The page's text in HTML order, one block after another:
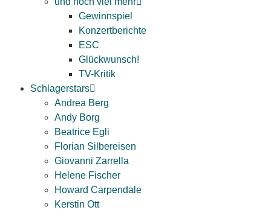
Gewinnspiel
Konzertberichte
ESC
Glückwunsch!
TV-Kritik
Schlagerstars
Andrea Berg
Andy Borg
Beatrice Egli
Florian Silbereisen
Giovanni Zarrella
Helene Fischer
Howard Carpendale
Kerstin Ott